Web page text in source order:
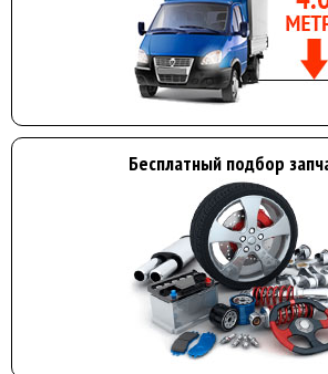
Бесплатный подбор